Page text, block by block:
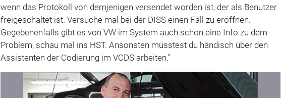
wenn das Protokoll von demjenigen versendet worden ist, der als Benutzer
freigeschaltet ist. Versuche mal bei der DISS einen Fall zu eröffnen.
Gegebenenfalls gibt es von VW im System auch schon eine Info zu dem
Problem, schau mal ins HST. Ansonsten müsstest du händisch über den
Assistenten der Codierung im VCDS arbeiten."